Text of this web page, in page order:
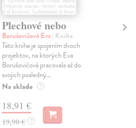
Plechové nebo
Borušovičová Eva| Kniha
Táto kniha je spojením dvoch
projektov, na ktorých Eva
Borušovičová pracovala až do
svojich posledný...
Na sklade ?
18,91 €
19,90 € ?